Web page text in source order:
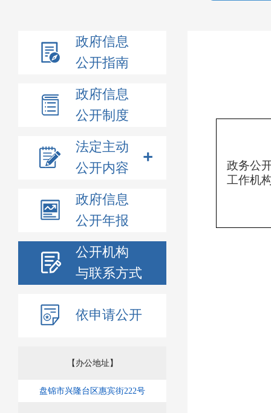
政府信息
公开指南
政府信息
公开制度
法定主动
公开内容
政府信息
公开年报
公开机构
与联系方式
依申请公开
【办公地址】
盘锦市兴隆台区惠宾街222号
政务公
工作机